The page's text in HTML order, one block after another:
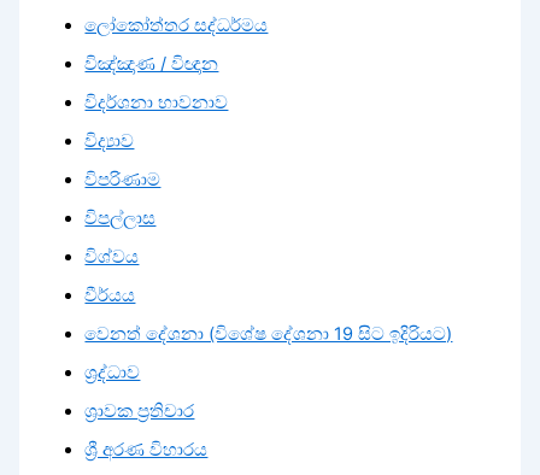
ලෝකෝත්තර සද්ධර්මය
විඤ්ඤාණ / විඥාන
විදර්ශනා භාවනාව
විද්‍යාව
විපරිණාම
විපල්ලාස
විශ්වය
වීර්යය
වෙනත් දේශනා (විශේෂ දේශනා 19 සිට ඉදිරියට)
ශ්‍රද්ධාව
ශ්‍රාවක ප්‍රතිචාර
ශ්‍රී අරණ විහාරය